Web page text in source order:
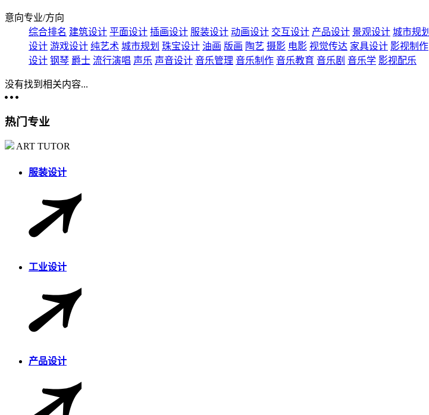
意向专业/方向
综合排名 建筑设计 平面设计 插画设计 服装设计 动画设计 交互设计 产品设计 景观设计 城市规划
设计 游戏设计 纯艺术 城市规划 珠宝设计 油画 版画 陶艺 摄影 电影 视觉传达 家具设计 影视制作
设计 钢琴 爵士 流行演唱 声乐 声音设计 音乐管理 音乐制作 音乐教育 音乐剧 音乐学 影视配乐
没有找到相关内容...
热门专业
ART TUTOR
服装设计
工业设计
产品设计